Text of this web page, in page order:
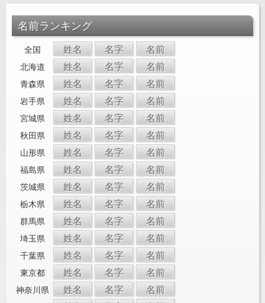
名前ランキング
全国 姓名 名字 名前
北海道 姓名 名字 名前
青森県 姓名 名字 名前
岩手県 姓名 名字 名前
宮城県 姓名 名字 名前
秋田県 姓名 名字 名前
山形県 姓名 名字 名前
福島県 姓名 名字 名前
茨城県 姓名 名字 名前
栃木県 姓名 名字 名前
群馬県 姓名 名字 名前
埼玉県 姓名 名字 名前
千葉県 姓名 名字 名前
東京都 姓名 名字 名前
神奈川県 姓名 名字 名前